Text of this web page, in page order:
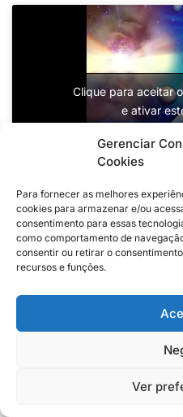
Gerenciar
Cookies
Para fornecer as melhores
cookies para armazenar e/ou
consentimento para essas
como comportamento de
consentir ou retirar o
recursos e funções.
Ver
Clique para aceitar
e ativar
Fale com nossa equipe